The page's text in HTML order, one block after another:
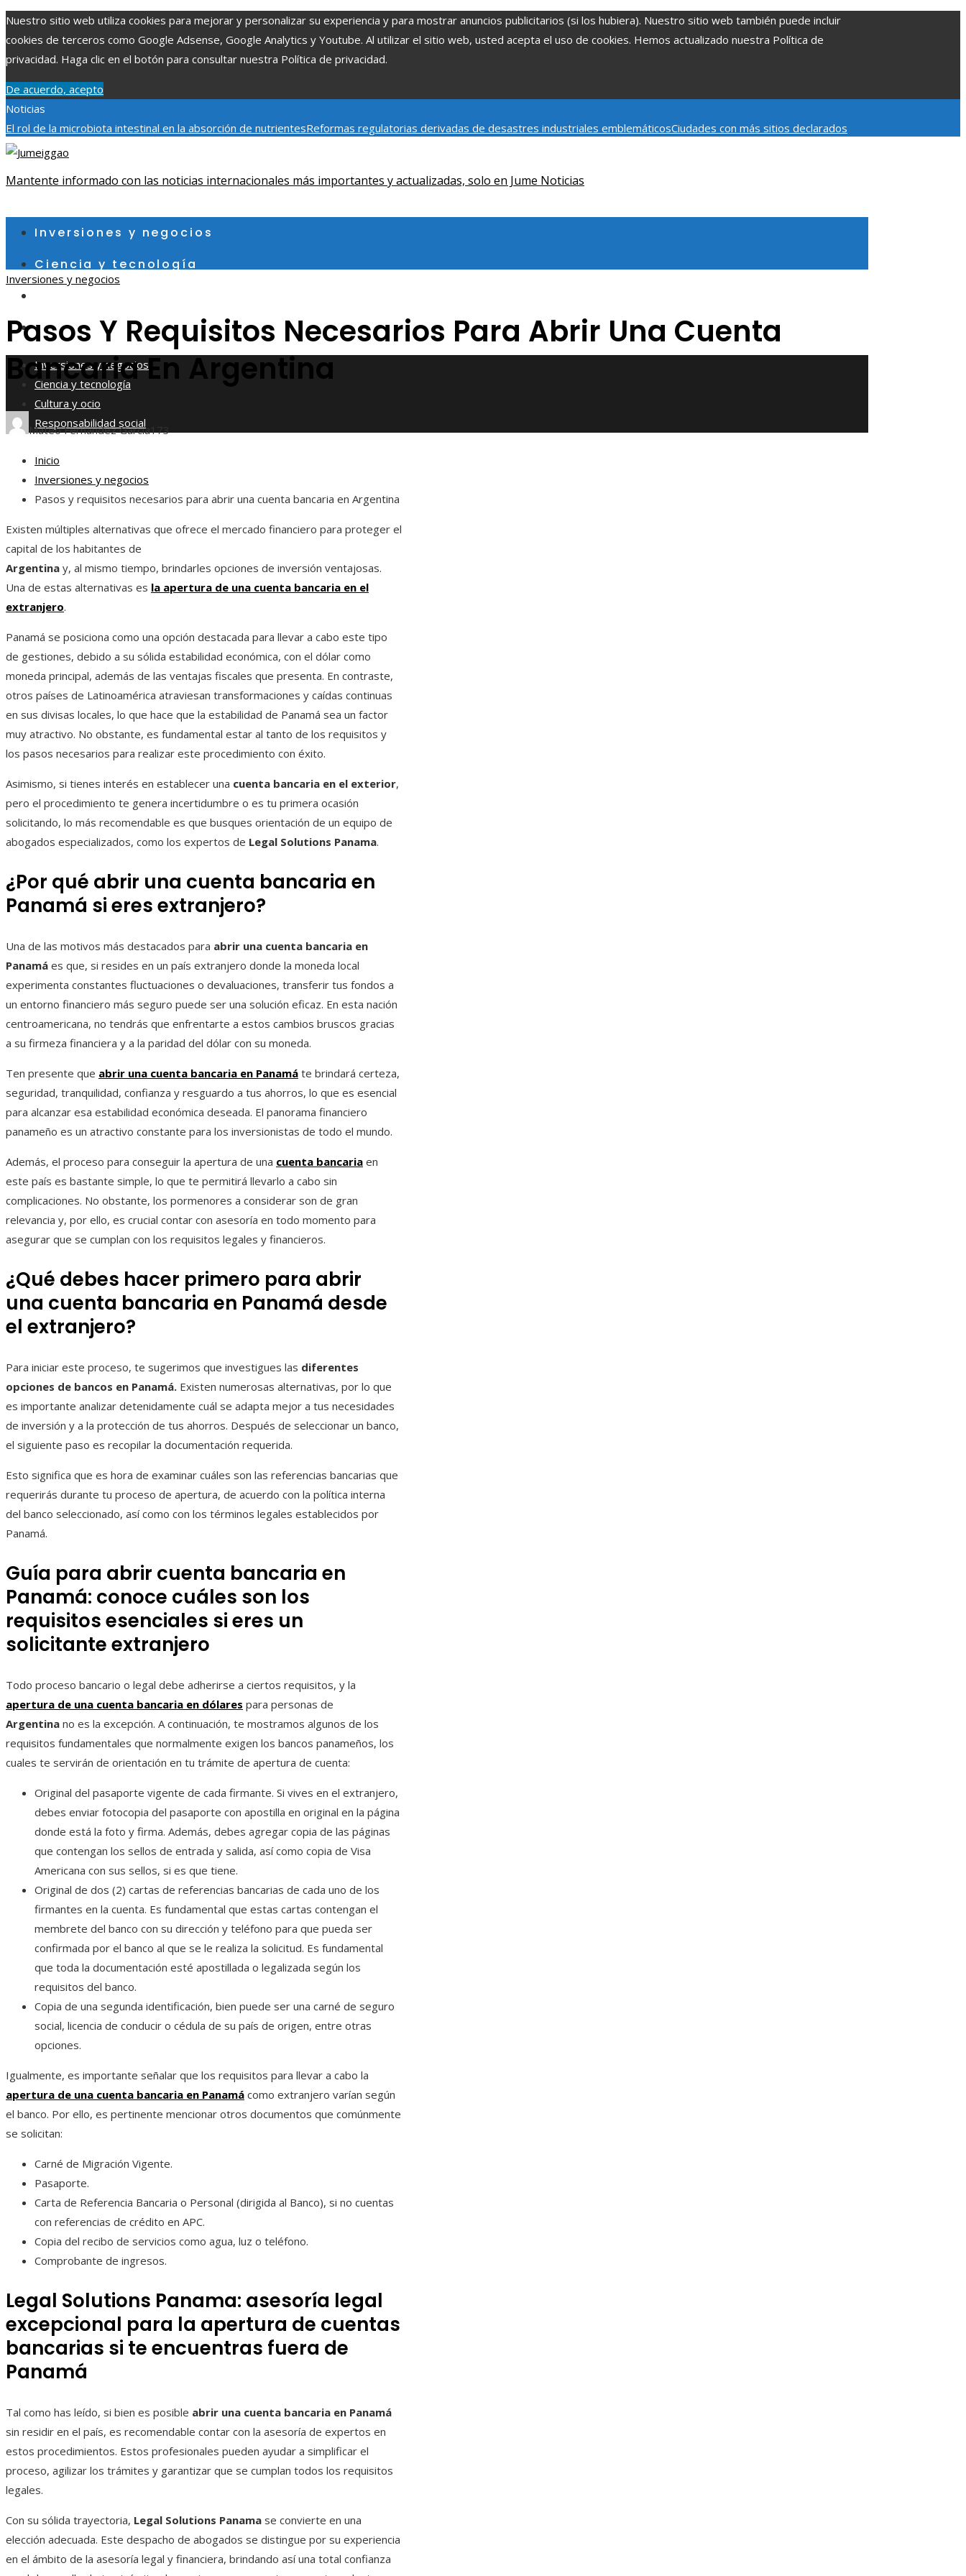
Nuestro sitio web utiliza cookies para mejorar y personalizar su experiencia y para mostrar anuncios publicitarios (si los hubiera). Nuestro sitio web también puede incluir
cookies de terceros como Google Adsense, Google Analytics y Youtube. Al utilizar el sitio web, usted acepta el uso de cookies. Hemos actualizado nuestra Política de
privacidad. Haga clic en el botón para consultar nuestra Política de privacidad.
De acuerdo, acepto
Noticias
El rol de la microbiota intestinal en la absorción de nutrientesReformas regulatorias derivadas de desastres industriales emblemáticosCiudades con más sitios declarados
Patrimonio de la Humanidad y su importancia
sábado, agosto 8
Mantente informado con las noticias internacionales más importantes y actualizadas, solo en Jume Noticias
Inversiones y negocios
Ciencia y tecnología
Responsabilidad social
Inversiones y negocios
Ciencia y tecnología
Cultura y ocio
Responsabilidad social
Inversiones y negocios
Pasos Y Requisitos Necesarios Para Abrir Una Cuenta
Bancaria En Argentina
Mateo Fernández García173
Inicio
Inversiones y negocios
Pasos y requisitos necesarios para abrir una cuenta bancaria en Argentina
Existen múltiples alternativas que ofrece el mercado financiero para proteger el
capital de los habitantes de
Argentina y, al mismo tiempo, brindarles opciones de inversión ventajosas.
Una de estas alternativas es la apertura de una cuenta bancaria en el
extranjero.
Panamá se posiciona como una opción destacada para llevar a cabo este tipo
de gestiones, debido a su sólida estabilidad económica, con el dólar como
moneda principal, además de las ventajas fiscales que presenta. En contraste,
otros países de Latinoamérica atraviesan transformaciones y caídas continuas
en sus divisas locales, lo que hace que la estabilidad de Panamá sea un factor
muy atractivo. No obstante, es fundamental estar al tanto de los requisitos y
los pasos necesarios para realizar este procedimiento con éxito.
Asimismo, si tienes interés en establecer una cuenta bancaria en el exterior,
pero el procedimiento te genera incertidumbre o es tu primera ocasión
solicitando, lo más recomendable es que busques orientación de un equipo de
abogados especializados, como los expertos de Legal Solutions Panama.
¿Por qué abrir una cuenta bancaria en
Panamá si eres extranjero?
Una de las motivos más destacados para abrir una cuenta bancaria en
Panamá es que, si resides en un país extranjero donde la moneda local
experimenta constantes fluctuaciones o devaluaciones, transferir tus fondos a
un entorno financiero más seguro puede ser una solución eficaz. En esta nación
centroamericana, no tendrás que enfrentarte a estos cambios bruscos gracias
a su firmeza financiera y a la paridad del dólar con su moneda.
Ten presente que abrir una cuenta bancaria en Panamá te brindará certeza,
seguridad, tranquilidad, confianza y resguardo a tus ahorros, lo que es esencial
para alcanzar esa estabilidad económica deseada. El panorama financiero
panameño es un atractivo constante para los inversionistas de todo el mundo.
Además, el proceso para conseguir la apertura de una cuenta bancaria en
este país es bastante simple, lo que te permitirá llevarlo a cabo sin
complicaciones. No obstante, los pormenores a considerar son de gran
relevancia y, por ello, es crucial contar con asesoría en todo momento para
asegurar que se cumplan con los requisitos legales y financieros.
¿Qué debes hacer primero para abrir
una cuenta bancaria en Panamá desde
el extranjero?
Para iniciar este proceso, te sugerimos que investigues las diferentes
opciones de bancos en Panamá. Existen numerosas alternativas, por lo que
es importante analizar detenidamente cuál se adapta mejor a tus necesidades
de inversión y a la protección de tus ahorros. Después de seleccionar un banco,
el siguiente paso es recopilar la documentación requerida.
Esto significa que es hora de examinar cuáles son las referencias bancarias que
requerirás durante tu proceso de apertura, de acuerdo con la política interna
del banco seleccionado, así como con los términos legales establecidos por
Panamá.
Guía para abrir cuenta bancaria en
Panamá: conoce cuáles son los
requisitos esenciales si eres un
solicitante extranjero
Todo proceso bancario o legal debe adherirse a ciertos requisitos, y la
apertura de una cuenta bancaria en dólares para personas de
Argentina no es la excepción. A continuación, te mostramos algunos de los
requisitos fundamentales que normalmente exigen los bancos panameños, los
cuales te servirán de orientación en tu trámite de apertura de cuenta:
Original del pasaporte vigente de cada firmante. Si vives en el extranjero,
debes enviar fotocopia del pasaporte con apostilla en original en la página
donde está la foto y firma. Además, debes agregar copia de las páginas
que contengan los sellos de entrada y salida, así como copia de Visa
Americana con sus sellos, si es que tiene.
Original de dos (2) cartas de referencias bancarias de cada uno de los
firmantes en la cuenta. Es fundamental que estas cartas contengan el
membrete del banco con su dirección y teléfono para que pueda ser
confirmada por el banco al que se le realiza la solicitud. Es fundamental
que toda la documentación esté apostillada o legalizada según los
requisitos del banco.
Copia de una segunda identificación, bien puede ser una carné de seguro
social, licencia de conducir o cédula de su país de origen, entre otras
opciones.
Igualmente, es importante señalar que los requisitos para llevar a cabo la
apertura de una cuenta bancaria en Panamá como extranjero varían según
el banco. Por ello, es pertinente mencionar otros documentos que comúnmente
se solicitan:
Carné de Migración Vigente.
Pasaporte.
Carta de Referencia Bancaria o Personal (dirigida al Banco), si no cuentas
con referencias de crédito en APC.
Copia del recibo de servicios como agua, luz o teléfono.
Comprobante de ingresos.
Legal Solutions Panama: asesoría legal
excepcional para la apertura de cuentas
bancarias si te encuentras fuera de
Panamá
Tal como has leído, si bien es posible abrir una cuenta bancaria en Panamá
sin residir en el país, es recomendable contar con la asesoría de expertos en
estos procedimientos. Estos profesionales pueden ayudar a simplificar el
proceso, agilizar los trámites y garantizar que se cumplan todos los requisitos
legales.
Con su sólida trayectoria, Legal Solutions Panama se convierte en una
elección adecuada. Este despacho de abogados se distingue por su experiencia
en el ámbito de la asesoría legal y financiera, brindando así una total confianza